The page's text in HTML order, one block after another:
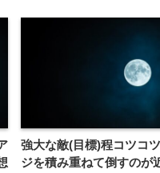
強大な敵(目標)程コツコ
ジを積み重ねて倒すのが